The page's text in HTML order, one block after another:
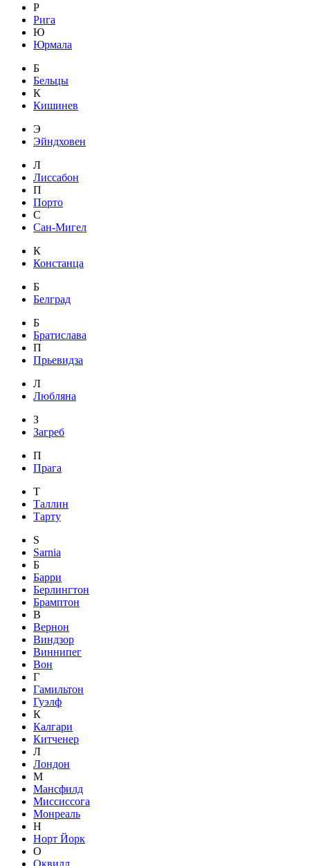
Р
Рига
Ю
Юрмала
Б
Бельцы
К
Кишинев
Э
Эйндховен
Л
Лиссабон
П
Порто
С
Сан-Мигел
К
Констанца
Б
Белград
Б
Братислава
П
Прьевидза
Л
Любляна
З
Загреб
П
Прага
Т
Таллин
Тарту
S
Sarnia
Б
Барри
Берлингтон
Брамптон
В
Вернон
Виндзор
Виннипег
Вон
Г
Гамильтон
Гуэлф
К
Калгари
Китченер
Л
Лондон
М
Мансфилд
Миссиссога
Монреаль
Н
Норт Йорк
О
Оквилл